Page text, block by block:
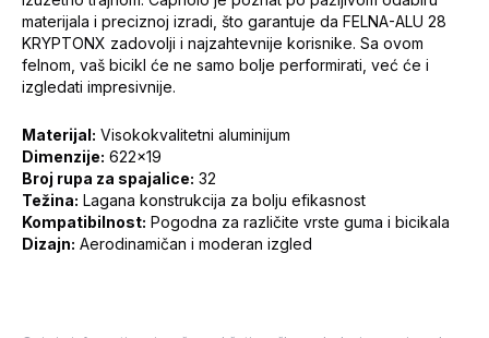
materijala i preciznoj izradi, što garantuje da FELNA-ALU 28
KRYPTONX zadovolji i najzahtevnije korisnike. Sa ovom
felnom, vaš bicikl će ne samo bolje performirati, već će i
izgledati impresivnije.
Materijal: Visokokvalitetni aluminijum
Dimenzije: 622x19
Broj rupa za spajalice: 32
Težina: Lagana konstrukcija za bolju efikasnost
Kompatibilnost: Pogodna za različite vrste guma i bicikala
Dizajn: Aerodinamičan i moderan izgled